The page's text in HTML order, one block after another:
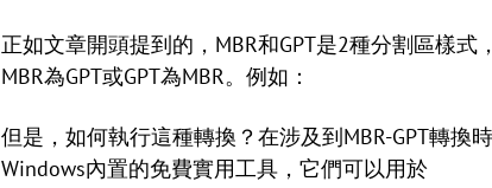
正如文章開頭提到的，MBR和GPT是2種分割區樣
MBR為GPT或GPT為MBR。例如：
但是，如何執行這種轉換？在涉及到MBR-GPT轉
Windows內置的免費實用工具，它們可以用於